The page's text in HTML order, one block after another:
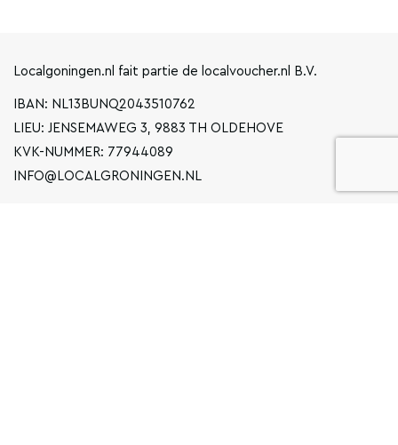
Localgoningen.nl fait partie de localvoucher.nl B.V.
IBAN: NL13BUNQ2043510762
LIEU: JENSEMAWEG 3, 9883 TH OLDEHOVE
KVK-NUMMER: 77944089
INFO@LOCALGRONINGEN.NL